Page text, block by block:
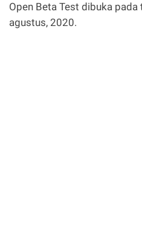
Open Beta Test dibuka
agustus, 2020.